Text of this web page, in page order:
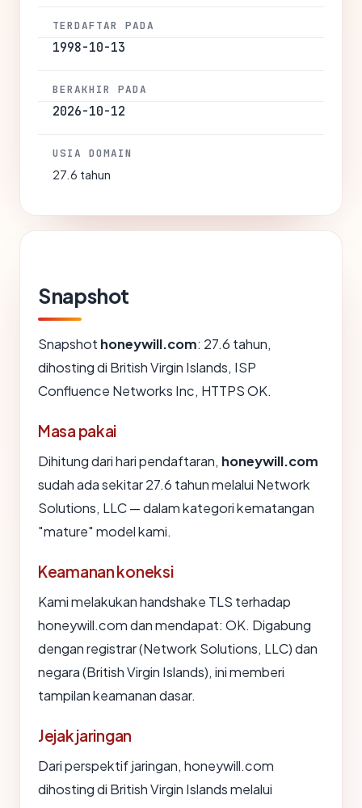
TERDAFTAR PADA
1998-10-13
BERAKHIR PADA
2026-10-12
USIA DOMAIN
27.6 tahun
Snapshot
Snapshot honeywill.com: 27.6 tahun,
dihosting di British Virgin Islands, ISP
Confluence Networks Inc, HTTPS OK.
Masa pakai
Dihitung dari hari pendaftaran, honeywill.com
sudah ada sekitar 27.6 tahun melalui Network
Solutions, LLC — dalam kategori kematangan
"mature" model kami.
Keamanan koneksi
Kami melakukan handshake TLS terhadap
honeywill.com dan mendapat: OK. Digabung
dengan registrar (Network Solutions, LLC) dan
negara (British Virgin Islands), ini memberi
tampilan keamanan dasar.
Jejak jaringan
Dari perspektif jaringan, honeywill.com
dihosting di British Virgin Islands melalui